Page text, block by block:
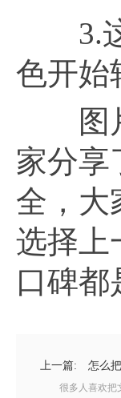
3.这
色开始
图片
家分享
全，大
选择上
口碑都
上一篇: 怎么
很多人喜欢把文